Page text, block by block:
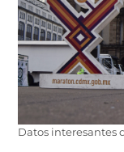
Datos interesantes